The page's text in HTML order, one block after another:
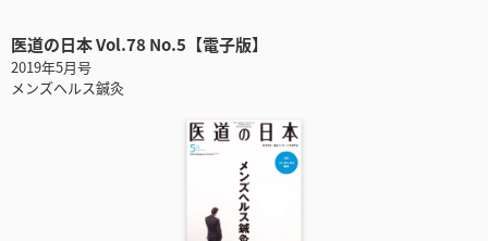
医道の日本 Vol.78 No.5【電子版】
2019年5月号
メンズヘルス鍼灸